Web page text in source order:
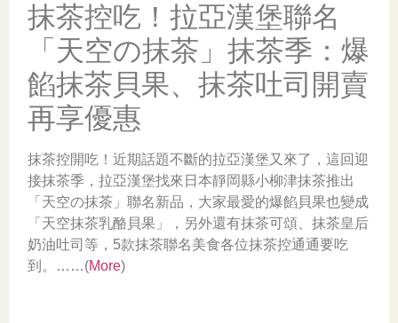
抹茶控吃！拉亞漢堡聯名
「天空の抹茶」抹茶季：爆
餡抹茶貝果、抹茶吐司開賣
再享優惠
抹茶控開吃！近期話題不斷的拉亞漢堡又來了，這回迎
接抹茶季，拉亞漢堡找來日本靜岡縣小柳津抹茶推出
「天空の抹茶」聯名新品，大家最愛的爆餡貝果也變成
「天空抹茶乳酪貝果」，另外還有抹茶可頌、抹茶皇后
奶油吐司等，5款抹茶聯名美食各位抹茶控通通要吃
到。……(More)